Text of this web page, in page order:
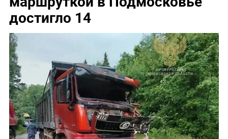
достигло 14